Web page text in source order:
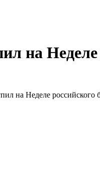
на
на Неделе